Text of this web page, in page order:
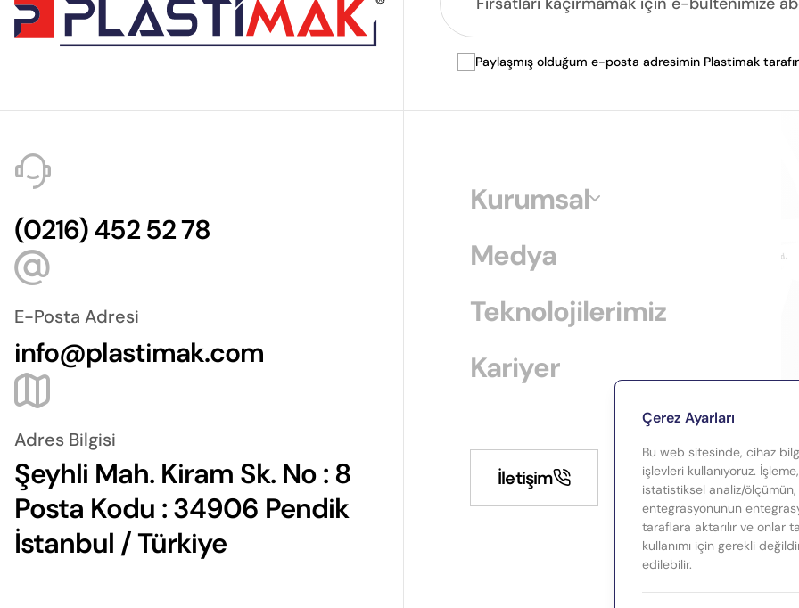
Paylaşmış olduğum e-posta adresimin Plastimak
(0216) 452 52 78
E-Posta Adresi
info@plastimak.com
Adres Bilgisi
Şeyhli Mah. Kiram Sk. No : 8
Posta Kodu : 34906 Pendik
İstanbul / Türkiye
Kurumsal
Medya
Teknolojilerimiz
Kariyer
İletişim
Çerez Ayarları
Bu web sitesinde, cihaz
işlevleri kullanıyoruz.
istatistiksel analiz/ölçümün,
entegrasyonunun
taraflara aktarılır ve onlar
kullanımı için gerekli
edilebilir.